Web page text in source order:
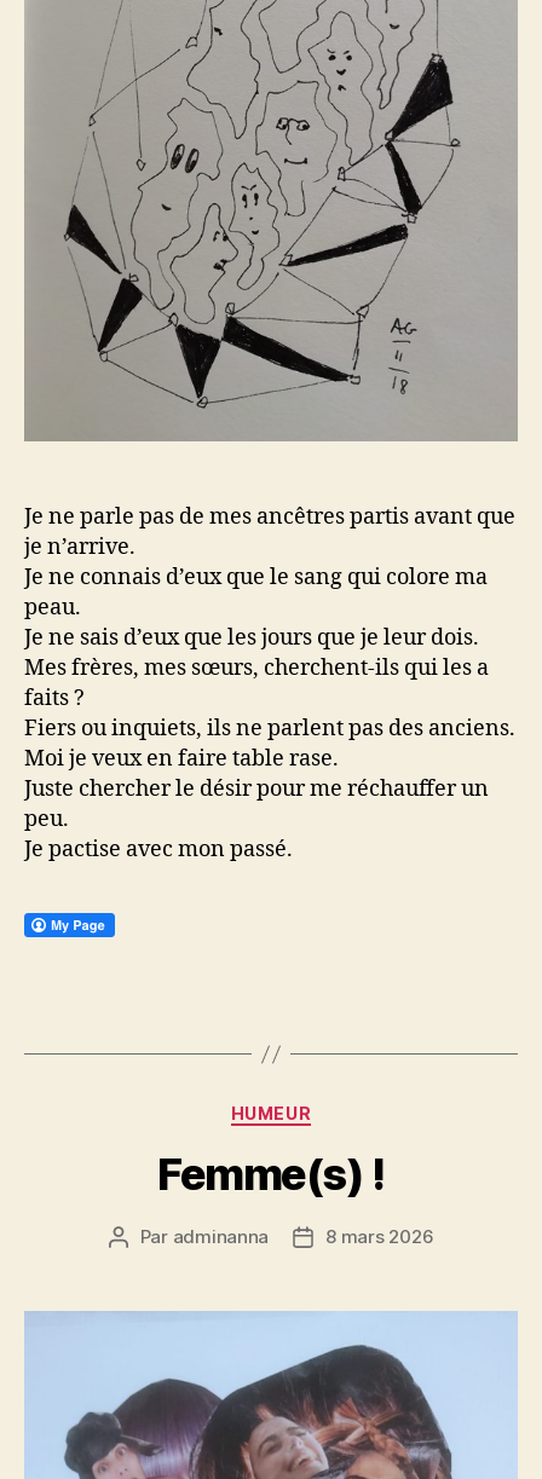
Je ne parle pas de mes ancêtres partis avant que
je n’arrive.
Je ne connais d’eux que le sang qui colore ma
peau.
Je ne sais d’eux que les jours que je leur dois.
Mes frères, mes sœurs, cherchent-ils qui les a
faits ?
Fiers ou inquiets, ils ne parlent pas des anciens.
Moi je veux en faire table rase.
Juste chercher le désir pour me réchauffer un
peu.
Je pactise avec mon passé.
Catégories
HUMEUR
Femme(s) !
Auteur
Par adminanna
Date8 mars 2026